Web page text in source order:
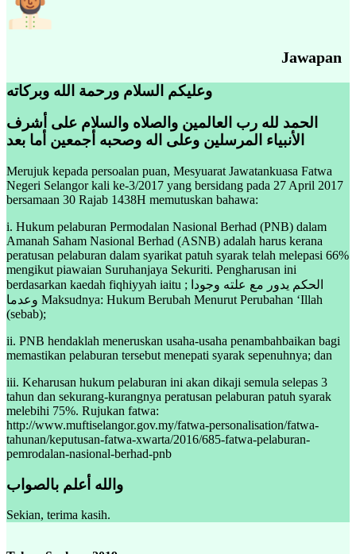
Jawapan
الحمد لله رب العالمين والصلاه والسلام على أشرف
الأنبياء المرسلين وعلى اله وصحبه أجمعين أما بعد
Merujuk kepada persoalan puan, Mesyuarat Jawatankuasa Fatwa
Negeri Selangor kali ke-3/2017 yang bersidang pada 27 April 2017
bersamaan 30 Rajab 1438H memutuskan bahawa:
i. Hukum pelaburan Permodalan Nasional Berhad (PNB) dalam
Amanah Saham Nasional Berhad (ASNB) adalah harus kerana
peratusan pelaburan dalam syarikat patuh syarak telah melepasi 66%
mengikut piawaian Suruhanjaya Sekuriti. Pengharusan ini
berdasarkan kaedah fiqhiyyah iaitu ; الحكم يدور مع علته وجودا
وعدما Maksudnya: Hukum Berubah Menurut Perubahan ‘Illah
(sebab);
ii. PNB hendaklah meneruskan usaha-usaha penambahbaikan bagi
memastikan pelaburan tersebut menepati syarak sepenuhnya; dan
iii. Keharusan hukum pelaburan ini akan dikaji semula selepas 3
tahun dan sekurang-kurangnya peratusan pelaburan patuh syarak
melebihi 75%. Rujukan fatwa:
http://www.muftiselangor.gov.my/fatwa-personalisation/fatwa-
tahunan/keputusan-fatwa-xwarta/2016/685-fatwa-pelaburan-
pemrodalan-nasional-berhad-pnb
والله أعلم بالصواب
Sekian, terima kasih.